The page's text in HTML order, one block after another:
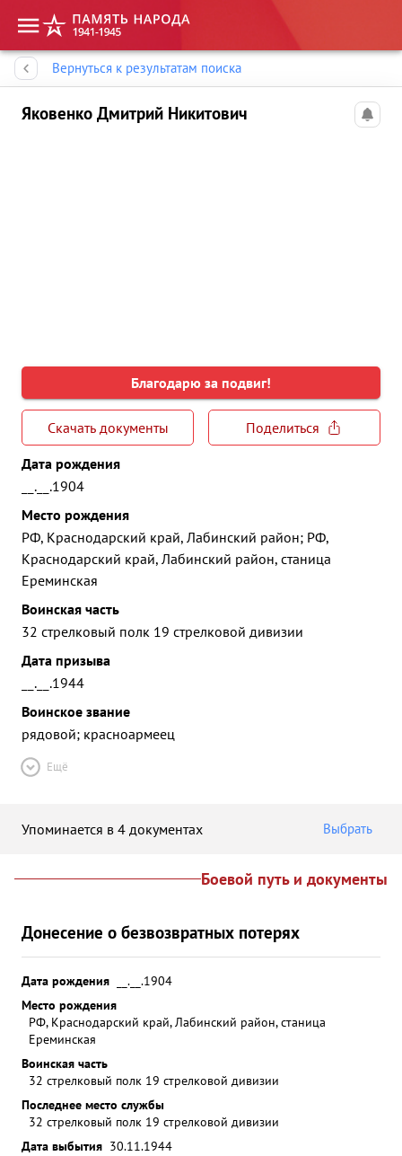
Вернуться к результатам поиска
Яковенко Дмитрий Никитович
Благодарю за подвиг!
Скачать документы
Поделиться
Дата рождения
__.__.1904
Место рождения
РФ, Краснодарский край, Лабинский район; РФ,
Краснодарский край, Лабинский район, станица
Ереминская
Воинская часть
32 стрелковый полк 19 стрелковой дивизии
Дата призыва
__.__.1944
Воинское звание
рядовой; красноармеец
Ещё
Упоминается в 4 документах Выбрать
Боевой путь и документы
Донесение о безвозвратных потерях
Дата рождения
__.__.1904
Место рождения
РФ, Краснодарский край, Лабинский район, станица
Ереминская
Воинская часть
32 стрелковый полк 19 стрелковой дивизии
Последнее место службы
32 стрелковый полк 19 стрелковой дивизии
Дата выбытия 30.11.1944
Память народа